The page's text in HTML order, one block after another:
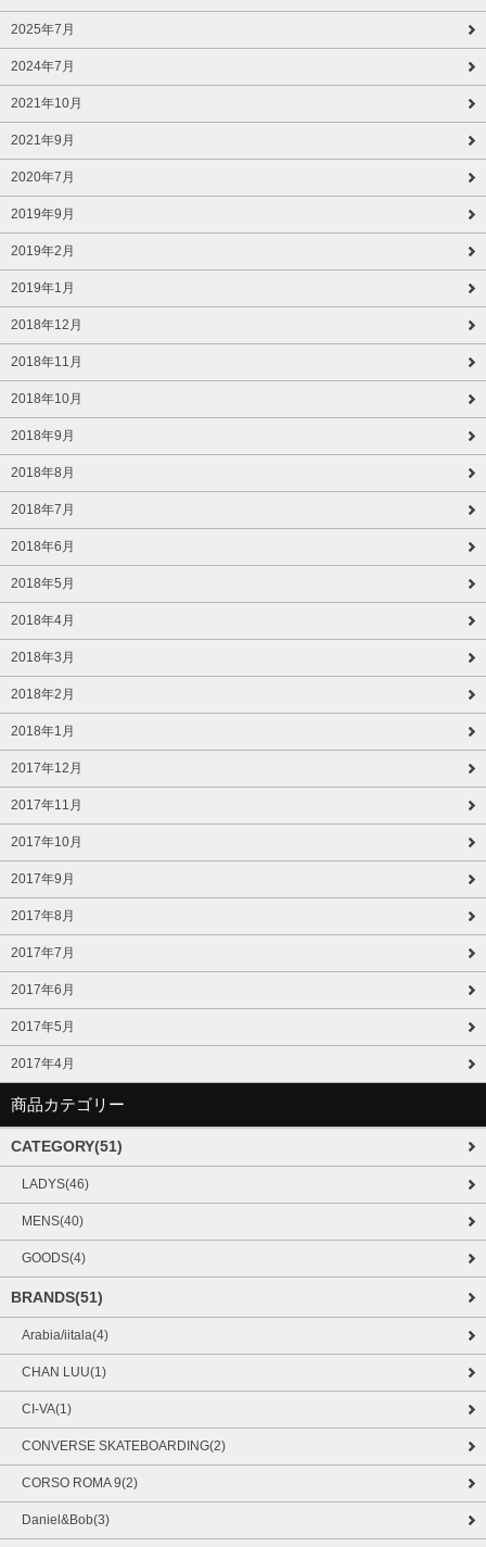
2025年7月
2024年7月
2021年10月
2021年9月
2020年7月
2019年9月
2019年2月
2019年1月
2018年12月
2018年11月
2018年10月
2018年9月
2018年8月
2018年7月
2018年6月
2018年5月
2018年4月
2018年3月
2018年2月
2018年1月
2017年12月
2017年11月
2017年10月
2017年9月
2017年8月
2017年7月
2017年6月
2017年5月
2017年4月
商品カテゴリー
CATEGORY(51)
LADYS(46)
MENS(40)
GOODS(4)
BRANDS(51)
Arabia/iitala(4)
CHAN LUU(1)
CI-VA(1)
CONVERSE SKATEBOARDING(2)
CORSO ROMA 9(2)
Daniel&Bob(3)